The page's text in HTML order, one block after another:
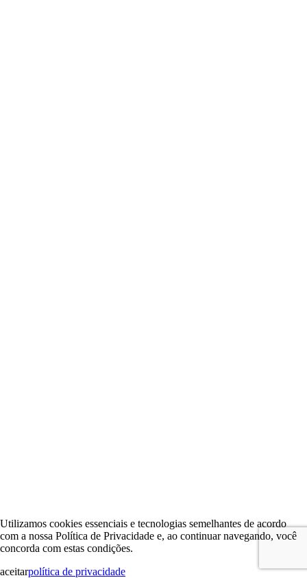
Utilizamos cookies essenciais e tecnologias semelhantes de acordo
com a nossa Política de Privacidade e, ao continuar navegando, você
concorda com estas condições.
aceitarpolítica de privacidade